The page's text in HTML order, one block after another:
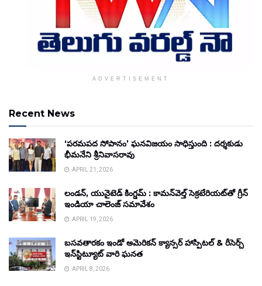
ADVERTISEMENT
Recent News
‘పరమపద సోపానం’ ఘనవిజయం సాధిస్తుంది : దర్శకుడు
భీమనేని శ్రీనివాసరావు
APRIL 21, 2026
లండన్, యునైటెడ్ కింగ్డమ్ : కామన్‌వెల్త్ సెక్రటేరియట్‌తో గ్రీన్
ఇండియా చాలెంజ్ సమావేశం
APRIL 19, 2026
బసవతారకం ఇండో అమెరికన్ క్యాన్సర్ హాస్పిటల్ & రీసెర్చ్
ఇన్‌స్టిట్యూట్ వారి ఘనత
APRIL 8, 2026